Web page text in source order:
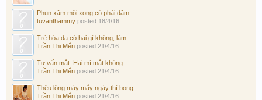
Phun xăm môi xong có phải dặm...
tuvanthammy posted 18/4/16
Trẻ hóa da có hại gì không, làm...
Trần Thị Mến posted 21/4/16
Tư vấn mắt: Hai mí mắt không...
Trần Thị Mến posted 21/4/16
Thêu lông mày mấy ngày thì bong...
Trần Thị Mến posted 21/4/16